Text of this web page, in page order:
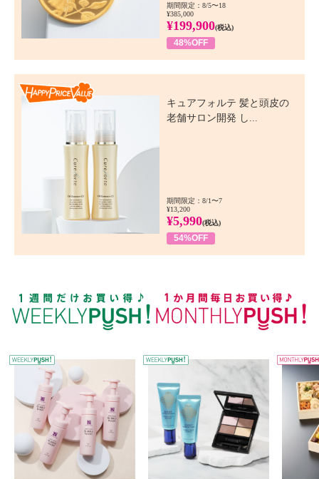
期間限定：8/5〜18
¥385,000
¥199,900(税込)
48%OFF
キュアフォルテ 髪と頭皮の
老舗サロン開発 し...
期間限定：8/1〜7
¥13,200
¥5,990(税込)
54%OFF
WEEKLY PUSH